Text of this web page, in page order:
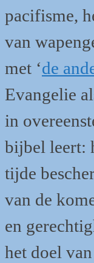
pacifisme,
van
met ‘de
Evangelie
in
bijbel leert:
tijde
van de
en
het doel